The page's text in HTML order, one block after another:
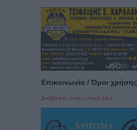
Επικοινωνία / Όροι χρήσης
Διαβαστε αναλυτικά εδώ